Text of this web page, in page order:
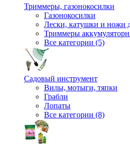
Триммеры, газонокосилки
Газонокосилки
Лески, катушки и ножи
Триммеры
Все категории (5)
Садовый инструмент
Вилы, мотыги, тяпки
Грабли
Лопаты
Все категории (8)